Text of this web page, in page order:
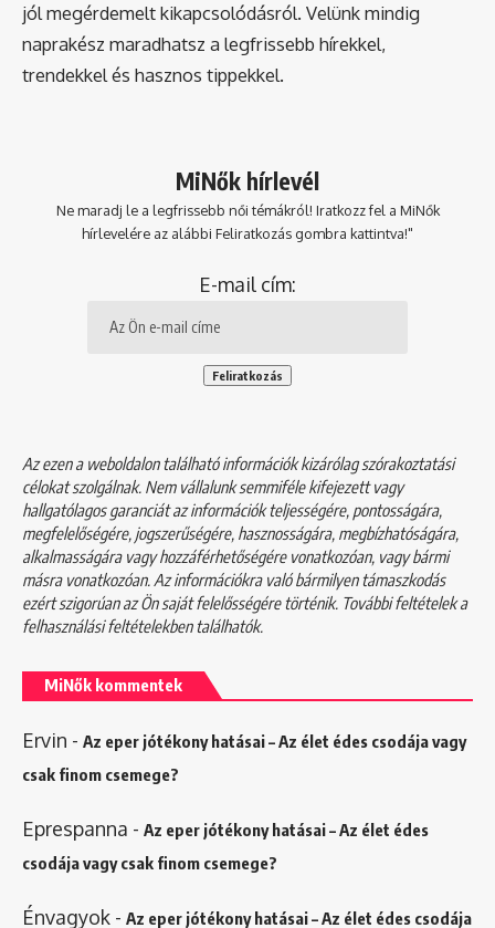
jól megérdemelt kikapcsolódásról. Velünk mindig
naprakész maradhatsz a legfrissebb hírekkel,
trendekkel és hasznos tippekkel.
MiNők hírlevél
Ne maradj le a legfrissebb női témákról! Iratkozz fel a MiNők
hírlevelére az alábbi Feliratkozás gombra kattintva!"
E-mail cím:
Az ezen a weboldalon található információk kizárólag szórakoztatási
célokat szolgálnak. Nem vállalunk semmiféle kifejezett vagy
hallgatólagos garanciát az információk teljességére, pontosságára,
megfelelőségére, jogszerűségére, hasznosságára, megbízhatóságára,
alkalmasságára vagy hozzáférhetőségére vonatkozóan, vagy bármi
másra vonatkozóan. Az információkra való bármilyen támaszkodás
ezért szigorúan az Ön saját felelősségére történik. További feltételek a
felhasználási feltételekbentalálhatók.
MiNők kommentek
Ervin - Az eper jótékony hatásai – Az élet édes csodája vagy
csak finom csemege?
Eprespanna - Az eper jótékony hatásai – Az élet édes
csodája vagy csak finom csemege?
Énvagyok - Az eper jótékony hatásai – Az élet édes csodája